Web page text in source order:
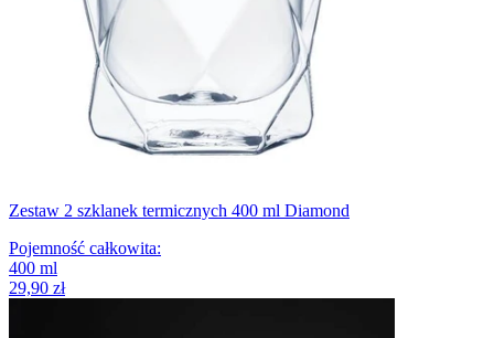
Zestaw 2 szklanek termicznych 400 ml Diamond
Pojemność całkowita:
400 ml
29,90 zł